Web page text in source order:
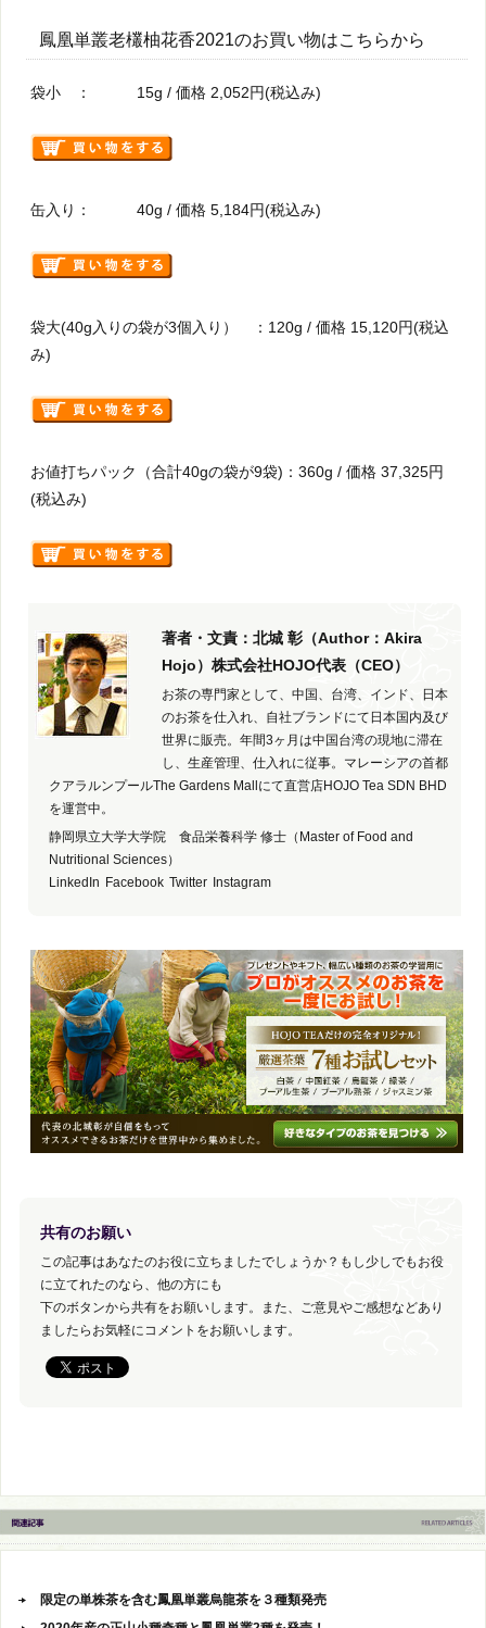
鳳凰単叢老欉柚花香2021のお買い物はこちらから
袋小 ： 15g / 価格 2,052円(税込み)
缶入り： 40g / 価格 5,184円(税込み)
袋大(40g入りの袋が3個入り） ：120g / 価格 15,120円(税込
み)
お値打ちパック（合計40gの袋が9袋)：360g / 価格 37,325円
(税込み)
著者・文責：北城 彰（Author：Akira
Hojo）株式会社HOJO代表（CEO）
お茶の専門家として、中国、台湾、インド、日本
のお茶を仕入れ、自社ブランドにて日本国内及び
世界に販売。年間3ヶ月は中国台湾の現地に滞在
し、生産管理、仕入れに従事。マレーシアの首都
クアラルンプールThe Gardens Mallにて直営店HOJO Tea SDN BHD
を運営中。
静岡県立大学大学院 食品栄養科学 修士（Master of Food and
Nutritional Sciences）
LinkedIn Facebook Twitter Instagram
共有のお願い
この記事はあなたのお役に立ちましたでしょうか？もし少しでもお役
に立てれたのなら、他の方にも
下のボタンから共有をお願いします。また、ご意見やご感想などあり
ましたらお気軽にコメントをお願いします。
限定の単株茶を含む鳳凰単叢烏龍茶を３種類発売